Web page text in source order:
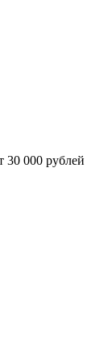
30 000 рублей